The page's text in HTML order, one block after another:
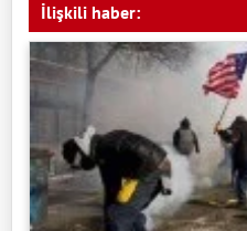
İlişkili haber: